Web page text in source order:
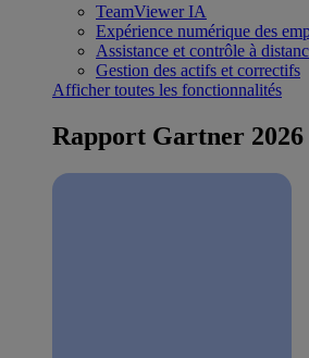
TeamViewer IA
Expérience numérique des
Assistance et contrôle à
Gestion des actifs et correctifs
Afficher toutes les fonctionnalités
Rapport Gartner 2026